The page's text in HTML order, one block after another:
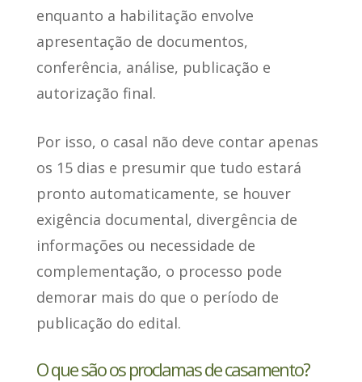
enquanto a habilitação envolve
apresentação de documentos,
conferência, análise, publicação e
autorização final.
Por isso, o casal não deve contar apenas
os 15 dias e presumir que tudo estará
pronto automaticamente, se houver
exigência documental, divergência de
informações ou necessidade de
complementação, o processo pode
demorar mais do que o período de
publicação do edital.
O que são os proclamas de casamento?